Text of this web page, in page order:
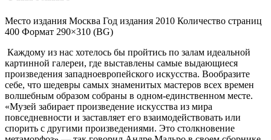
Место издания Москва Год издания 2010 Количество страниц
400 Формат 290×310 (BG)
Каждому из нас хотелось бы пройтись по залам идеальной
картинной галереи, где выставлены самые выдающиеся
произведения западноевропейского искусства. Вообразите
себе, что шедевры самых знаменитых мастеров всех времен
волшебным образом собраны в одном-единственном месте.
«Музей забирает произведение искусства из мира
повседневности и заставляет его взаимодействовать или
спорить с другими произведениями. Это столкновение